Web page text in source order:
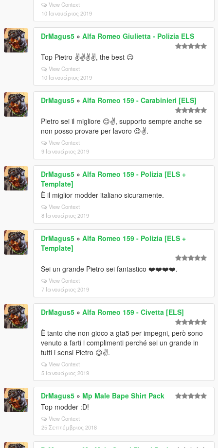
View Context
10 Ιανουάριος 2019
DrMagus5 » Alfa Romeo Giulietta - Polizia ELS
Top Pietro ✌️✌️✌️✌️, the best 😉
View Context
10 Ιανουάριος 2019
DrMagus5 » Alfa Romeo 159 - Carabinieri [ELS]
Pietro sei il migliore 😊✌️, supporto sempre anche se
non posso provare per lavoro 😉✌️.
View Context
9 Ιανουάριος 2019
DrMagus5 » Alfa Romeo 159 - Polizia [ELS +
Template]
È il miglior modder italiano sicuramente.
View Context
8 Ιανουάριος 2019
DrMagus5 » Alfa Romeo 159 - Polizia [ELS +
Template]
Sei un grande Pietro sei fantastico ❤️❤️❤️❤️.
View Context
7 Ιανουάριος 2019
DrMagus5 » Alfa Romeo 159 - Civetta [ELS]
È tanto che non gioco a gta5 per impegni, però sono
venuto a farti i complimenti perché sei un grande in
tutti i sensi Pietro 😉✌️.
View Context
5 Ιανουάριος 2019
DrMagus5 » Mp Male Bape Shirt Pack
Top modder :D!
View Context
25 Σεπτέμβριος 2018